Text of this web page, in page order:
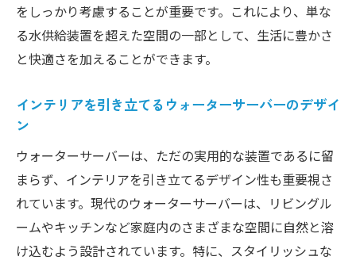
をしっかり考慮することが重要です。これにより、単な
る水供給装置を超えた空間の一部として、生活に豊かさ
と快適さを加えることができます。
インテリアを引き立てるウォーターサーバーのデザイ
ン
ウォーターサーバーは、ただの実用的な装置であるに留
まらず、インテリアを引き立てるデザイン性も重要視さ
れています。現代のウォーターサーバーは、リビングル
ームやキッチンなど家庭内のさまざまな空間に自然と溶
け込むよう設計されています。特に、スタイリッシュな